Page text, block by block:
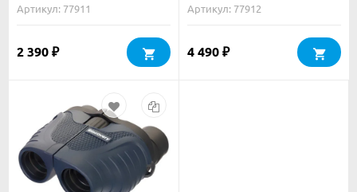
Артикул: 77911
2 390 ₽
Артикул: 77912
4 490 ₽